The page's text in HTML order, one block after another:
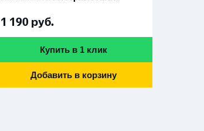
1 190 руб.
Купить в 1 клик
Добавить в корзину